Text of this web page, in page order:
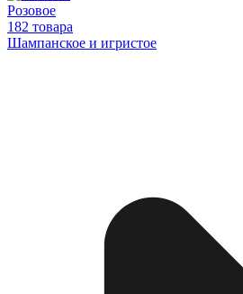
Розовое
182 товара
Шампанское и игристое